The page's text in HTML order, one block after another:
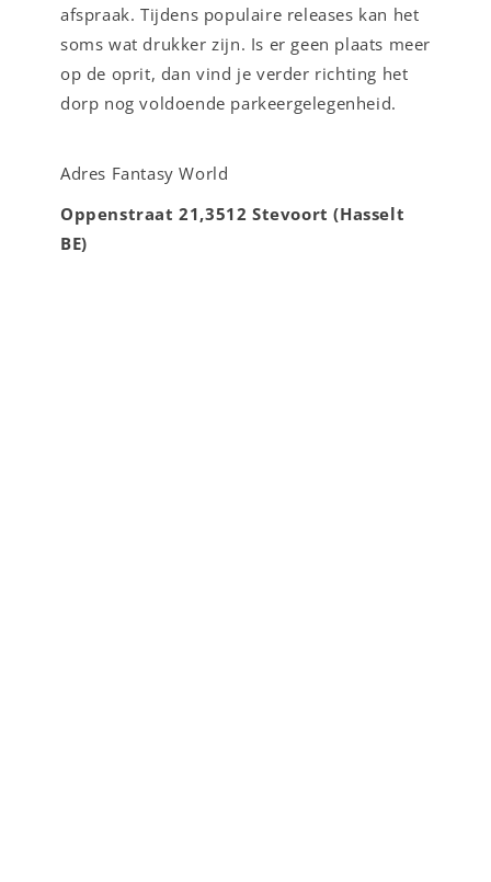
afspraak. Tijdens populaire releases kan het
soms wat drukker zijn. Is er geen plaats meer
op de oprit, dan vind je verder richting het
dorp nog voldoende parkeergelegenheid.
Adres Fantasy World
Oppenstraat 21,3512 Stevoort (Hasselt
BE)